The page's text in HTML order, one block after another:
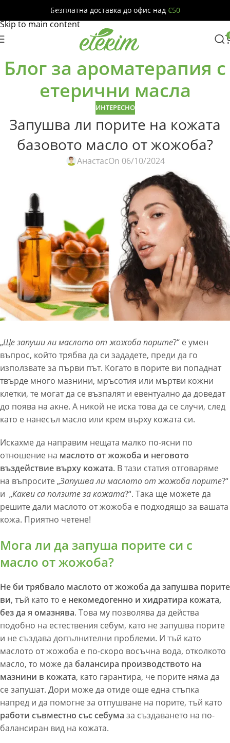
Skip to navigation
Skip to main content
Безплатна доставка до офис над €50
Блог за ароматерапия с
етерични масла
ИНТЕРЕСНО
Запушва ли порите на кожата
базовото масло от жожоба?
АнастасOn 06/10/2024
„Ще запуши ли маслото от жожоба порите?“ е умен
въпрос, който трябва да си зададете, преди да го
използвате за първи път. Когато в порите ви попаднат
твърде много мазнини, мръсотия или мъртви кожни
клетки, те могат да се възпалят и евентуално да доведат
до поява на акне. А никой не иска това да се случи, след
като е нанесъл масло или крем върху кожата си.
Искахме да направим нещата малко по-ясни по
отношение на маслото от жожоба и неговото
въздействие върху кожата. В тази статия отговаряме
на въпросите „Запушва ли маслото от жожоба порите?“
и „Какви са ползите за кожата?“. Така ще можете да
решите дали маслото от жожоба е подходящо за вашата
кожа. Приятно четене!
Мога ли да запуша порите си с
масло от жожоба?
Не би трябвало маслото от жожоба да запушва порите
ви, тъй като то е некомедогенно и хидратира кожата,
без да я омазнява. Това му позволява да действа
подобно на естествения себум, като не запушва порите
и не създава допълнителни проблеми. И тъй като
маслото от жожоба е по-скоро восъчна вода, отколкото
масло, то може да балансира производството на
мазнини в кожата, като гарантира, че порите няма да
се запушат. Дори може да отиде още една стъпка
напред и да помогне за отпушване на порите, тъй като
работи съвместно със себума за създаването на по-
балансиран вид на кожата.